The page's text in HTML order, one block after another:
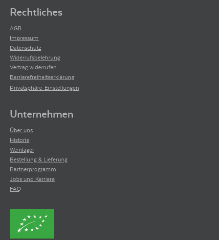
Rechtliches
AGB
Impressum
Datenschutz
Widerrufsbelehrung
Vertrag widerrufen
Barrierefreiheitserklärung
Privatsphäre-Einstellungen
Unternehmen
Über uns
Historie
Weinlager
Bestellung & Lieferung
Partnerprogramm
Jobs und Karriere
FAQ